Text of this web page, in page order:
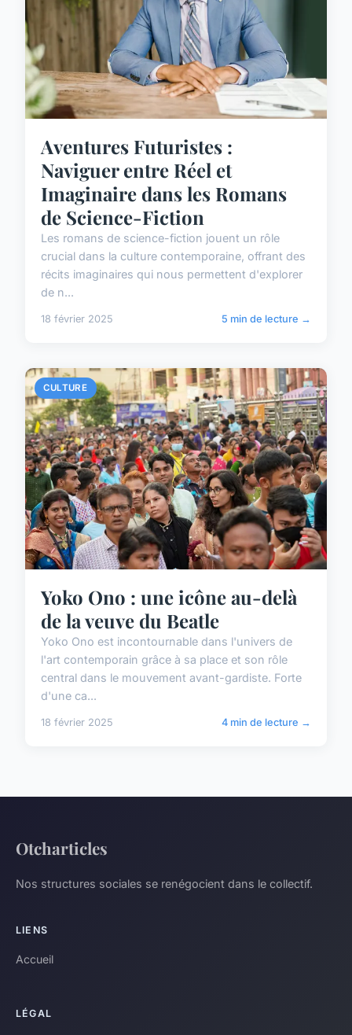
Aventures Futuristes :
Naviguer entre Réel et
Imaginaire dans les Romans
de Science-Fiction
Les romans de science-fiction jouent un rôle
crucial dans la culture contemporaine, offrant des
récits imaginaires qui nous permettent d'explorer
de n...
18 février 2025 5 min de lecture →
CULTURE
Yoko Ono : une icône au-delà
de la veuve du Beatle
Yoko Ono est incontournable dans l'univers de
l'art contemporain grâce à sa place et son rôle
central dans le mouvement avant-gardiste. Forte
d'une ca...
18 février 2025 4 min de lecture →
Otcharticles
Nos structures sociales se renégocient dans le collectif.
LIENS
Accueil
LÉGAL